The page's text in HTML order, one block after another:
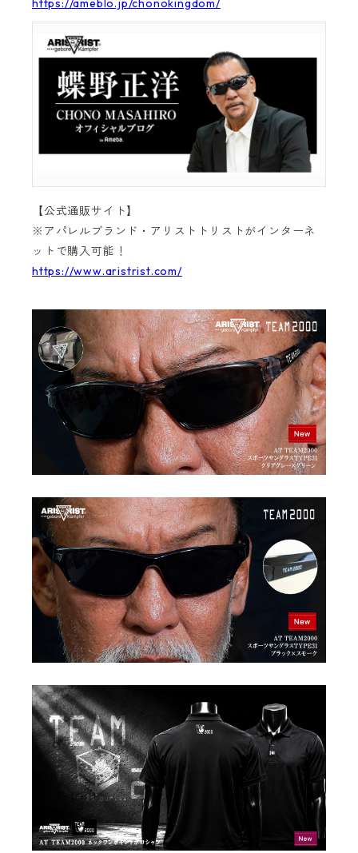
【公式通販サイト】
※アパレルブランド・アリストトリストがインターネ
ットで購入可能！
https://www.aristrist.com/